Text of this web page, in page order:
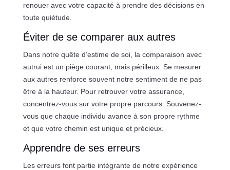
renouer avec votre capacité à prendre des décisions en
toute quiétude.
Éviter de se comparer aux autres
Dans notre quête d’estime de soi, la comparaison avec
autrui est un piège courant, mais périlleux. Se mesurer
aux autres renforce souvent notre sentiment de ne pas
être à la hauteur. Pour retrouver votre assurance,
concentrez-vous sur votre propre parcours. Souvenez-
vous que chaque individu avance à son propre rythme
et que votre chemin est unique et précieux.
Apprendre de ses erreurs
Les erreurs font partie intégrante de notre expérience